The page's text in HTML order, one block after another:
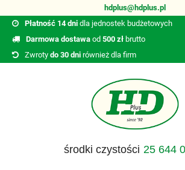
hdplus@hdplus.pl
Płatność 14 dni dla jednostek budżetowych
Darmowa dostawa od 500 zł brutto
Zwroty do 30 dni również dla firm
środki czystości 25 644